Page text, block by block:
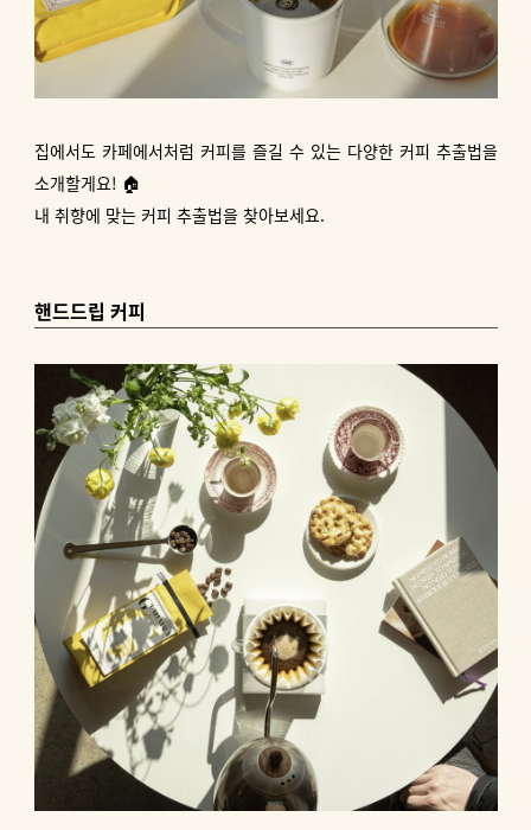
집에서도 카페에서처럼 커피를 즐길 수 있는 다양한 커피 추출법을
소개할게요! 🏠
내 취향에 맞는 커피 추출법을 찾아보세요.
핸드드립 커피